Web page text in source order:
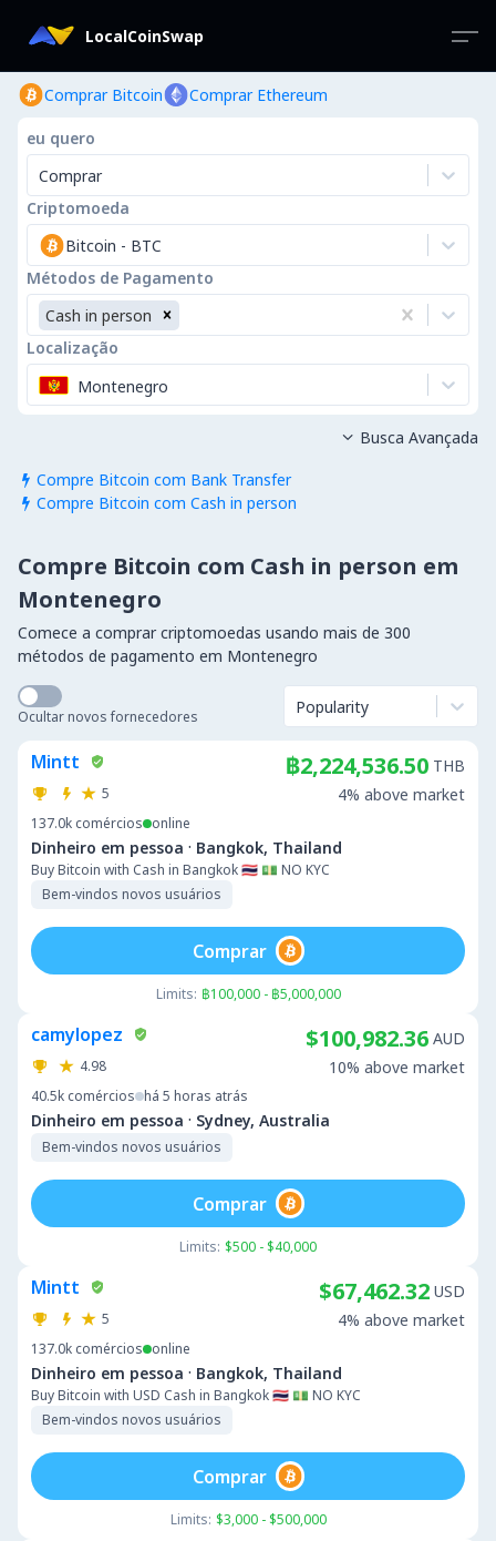
LocalCoinSwap
Comprar Bitcoin Comprar Ethereum
eu quero
Comprar
Criptomoeda
Bitcoin - BTC
Métodos de Pagamento
Cash in person
Localização
Montenegro
 Compre Bitcoin com Bank Transfer
 Compre Bitcoin com Cash in person
 Busca Avançada
Compre Bitcoin com Cash in person em
Montenegro
Comece a comprar criptomoedas usando mais de 300
métodos de pagamento em Montenegro
Ocultar novos fornecedores Popularity
Mintt
5
137.0k comércios online
Dinheiro em pessoa · Bangkok, Thailand
Buy Bitcoin with Cash in Bangkok 🇹🇭 💵 NO KYC
Bem-vindos novos usuários
฿2,224,536.50 THB
4% above market
Limits: ฿100,000 - ฿5,000,000
Comprar
camylopez
4.98
40.5k comércios há 5 horas atrás
Dinheiro em pessoa · Sydney, Australia
Bem-vindos novos usuários
$100,982.36 AUD
10% above market
Limits: $500 - $40,000
Comprar
Mintt
5
137.0k comércios online
Dinheiro em pessoa · Bangkok, Thailand
Buy Bitcoin with USD Cash in Bangkok 🇹🇭 💵 NO KYC
Bem-vindos novos usuários
$67,462.32 USD
4% above market
Limits: $3,000 - $500,000
Comprar